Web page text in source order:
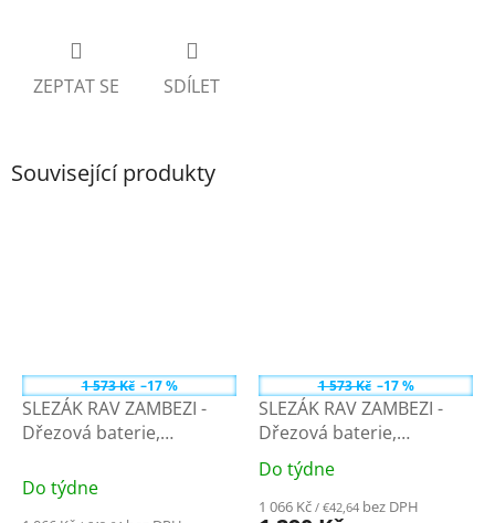
ZEPTAT SE SDÍLET
Související produkty
1 573 Kč –17 %
SLEZÁK RAV ZAMBEZI -
Dřezová baterie,
3/8"
Do týdne
1 573 Kč –17 %
SLEZÁK RAV ZAMBEZI -
Dřezová baterie,
Černá/Chrom
ZA007.0/7CC - 3/8"
Průměrné
hodnocení
Do týdne
1 066 Kč / €42,64 bez DPH